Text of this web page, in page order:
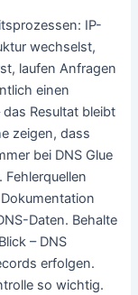
IP-
wechselst,
laufen Anfragen
einen
Resultat bleibt
zeigen, dass
bei DNS Glue
Daten. Behalte
– DNS
erfolgen.
so wichtig.